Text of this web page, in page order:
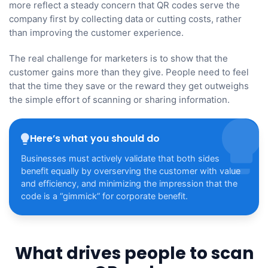
more reflect a steady concern that QR codes serve the
company first by collecting data or cutting costs, rather
than improving the customer experience.
The real challenge for marketers is to show that the
customer gains more than they give. People need to feel
that the time they save or the reward they get outweighs
the simple effort of scanning or sharing information.
Here’s what you should do
Businesses must actively validate that both sides
benefit equally by overserving the customer with value
and efficiency, and minimizing the impression that the
code is a “gimmick” for corporate benefit.
What drives people to scan